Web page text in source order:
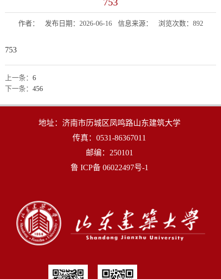
作者： 发布日期：2026-06-16 信息来源： 浏览次数： 892
753
上一条： 6
下一条： 456
地址：济南市历城区凤鸣路山东建筑大学
传真：0531-86367011
邮编：250101
鲁 ICP备 06022497号-1